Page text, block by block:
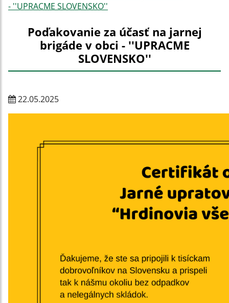
- ''UPRACME SLOVENSKO''
Poďakovanie za účasť na jarnej
brigáde v obci - ''UPRACME
SLOVENSKO''
22.05.2025